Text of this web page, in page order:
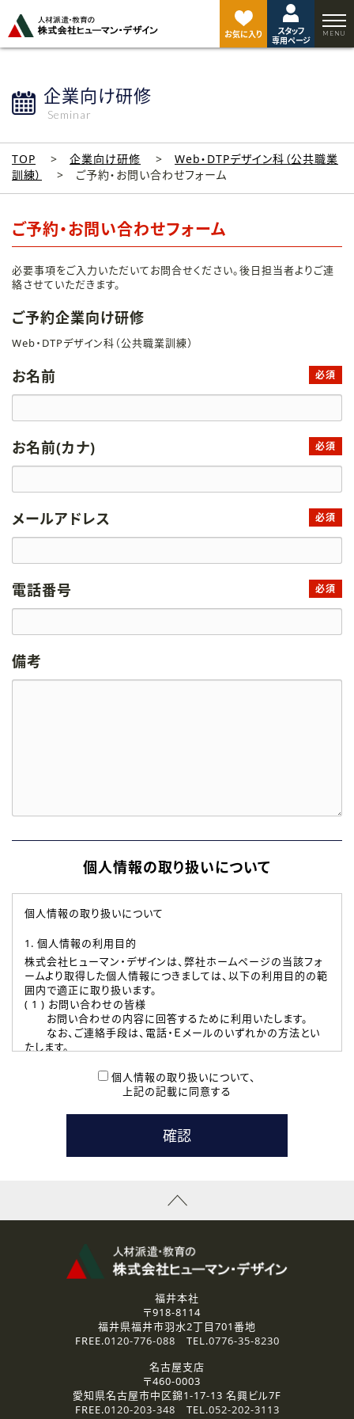
お気に入り
スタッフ
専用ページ
企業向け研修
Seminar
TOP 企業向け研修
Web・DTPデザイン科（公共職業
訓練）
ご予約・お問い合わせフォーム
ご予約・お問い合わせフォーム
必要事項をご入力いただいてお問合せください。後日担当者よりご連
絡させていただきます。
ご予約企業向け研修
Web・DTPデザイン科（公共職業訓練）
お名前 必須
お名前(カナ) 必須
メールアドレス 必須
電話番号 必須
備考
個人情報の取り扱いについて
個人情報の取り扱いについて
1. 個人情報の利用目的
株式会社ヒューマン・デザインは、弊社ホームページの当該フォ
ームより取得した個人情報につきましては、以下の利用目的の範
囲内で適正に取り扱います。
( 1 ) お問い合わせの皆様
お問い合わせの内容に回答するために利用いたします。
なお、ご連絡手段は、電話・Ｅメールのいずれかの方法とい
たします。
本登録に関するご連絡および本登録時の参考情報として利
たします。
( 3 ) スタッフ派遣を検討されている企業の皆様
お問い合わせの内容に回答するために利用いたします。
なお、ご連絡手段は、電話・Ｅメールのいずれかの方法とい
資料送付、受講相談に関するご連絡のために利用いたしま
その他、お問い合わせの内容に回答するために利用いたし
なお、ご連絡手段は、電話・Ｅメールのいずれかの方法とい
2.個人情報の第三者提供
ご提供いただいた個人情報は、法令等の規定に従う場合を除き、
3.個人情報の取り扱いの委託
弊社の定める個人情報保護の評価基準を満たした委託先に、個
人情報を委託する場合があります。
個人情報の取り扱いについて、
上記の記載に同意する
ジ
ト
福井本社
〒918-8114
福井県福井市羽水2丁目701番地
FREE.0120-776-088 TEL.0776-35-8230
名古屋支店
〒460-0003
愛知県名古屋市中区錦1-17-13 名興ビル7F
FREE.0120-203-348 TEL.052-202-3113